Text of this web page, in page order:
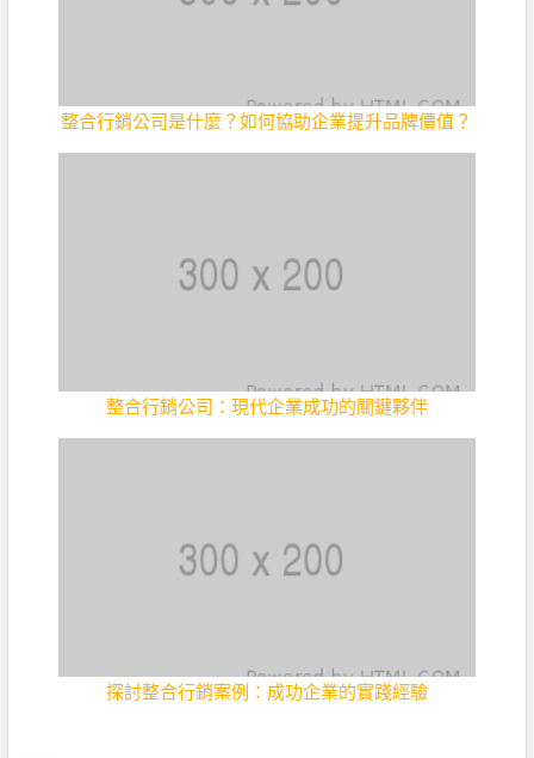
整合行銷公司是什麼？如何協助企業提升品牌價值？
整合行銷公司：現代企業成功的關鍵夥伴
探討整合行銷案例：成功企業的實踐經驗